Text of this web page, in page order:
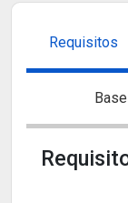
Requisitos